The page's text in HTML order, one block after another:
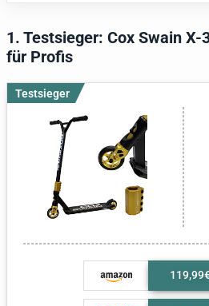
1. Testsieger: Cox Swain
für Profis
Testsieger